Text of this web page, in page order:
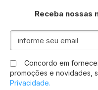
Receba nossas
Inscreva-
nossa
Newsletter:
Concordo em
promoções e novidades,
Privacidade.